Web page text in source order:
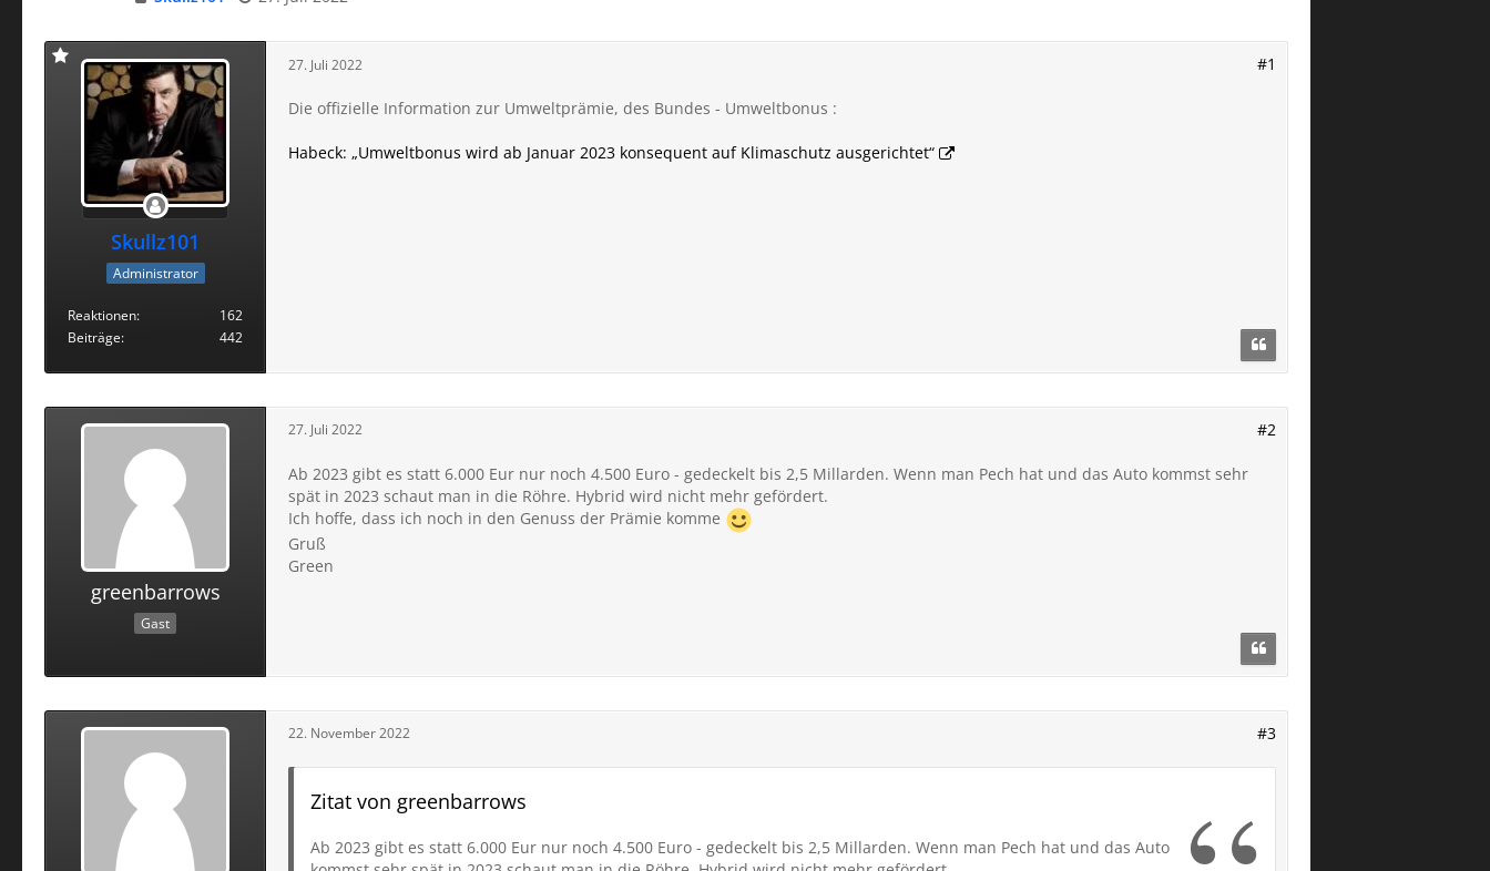
Skullz101
Administrator
Reaktionen
162
Beiträge
442
27. Juli 2022 #1
Die offizielle Information zur Umweltprämie, des Bundes - Umweltbonus :
Habeck: „Umweltbonus wird ab Januar 2023 konsequent auf Klimaschutz ausgerichtet“
greenbarrows
Gast
27. Juli 2022 #2
Ab 2023 gibt es statt 6.000 Eur nur noch 4.500 Euro - gedeckelt bis 2,5 Millarden. Wenn man Pech hat und das Auto kommst sehr
spät in 2023 schaut man in die Röhre. Hybrid wird nicht mehr gefördert.
Ich hoffe, dass ich noch in den Genuss der Prämie komme
Gruß
Green
22. November 2022 #3
Zitat von greenbarrows
Ab 2023 gibt es statt 6.000 Eur nur noch 4.500 Euro - gedeckelt bis 2,5 Millarden. Wenn man Pech hat und das Auto